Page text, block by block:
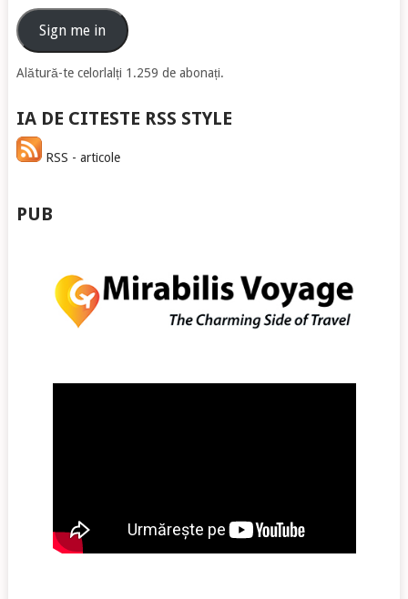
emailSign me in
Alătură-te celorlalți 1.259 de abonați.
IA DE CITESTE RSS STYLE
RSS - articole
PUB